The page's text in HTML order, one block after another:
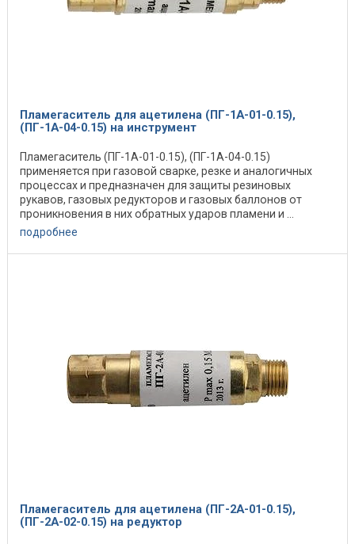
Пламегаситель для ацетилена (ПГ-1А-01-0.15),
(ПГ-1А-04-0.15) на инструмент
Пламегаситель (ПГ-1А-01-0.15), (ПГ-1А-04-0.15)
применяется при газовой сварке, резке и аналогичных
процессах и предназначен для защиты резиновых
рукавов, газовых редукторов и газовых баллонов от
проникновения в них обратных ударов пламени и ...
подробнее
Пламегаситель для ацетилена (ПГ-2А-01-0.15),
(ПГ-2А-02-0.15) на редуктор